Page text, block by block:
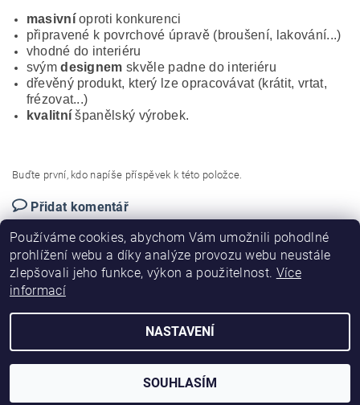
masivníoproti konkurenci
připravené k povrchové úpravě (broušení, lakování...)
vhodné do interiéru
svýmdesignem skvěle padne do interiéru
dřevěný produkt, který lze opracovávat (krátit, vrtat,
frézovat...)
kvalitní španělský výrobek.
Buďte první, kdo napíše příspěvek k této položce.
Přidat komentář
PVC madla
2026 ©Eproficio, všechna práva vyhrazena
Vytvořil Shoptet
Používáme cookies, abychom Vám umožnili pohodlné
prohlížení webu a díky analýze provozu webu neustále
zlepšovali jeho funkce, výkon a použitelnost. Více
informací
NASTAVENÍ
SOUHLASÍM